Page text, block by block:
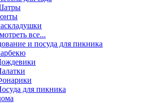
все...
и посуда для пикника
для пикника